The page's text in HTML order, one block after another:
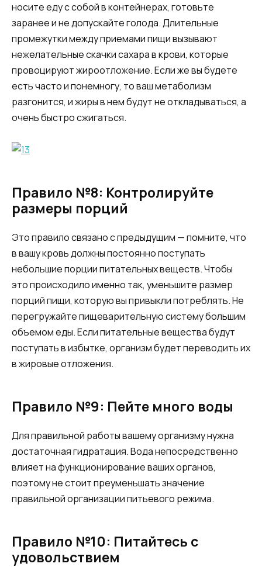
носите еду с собой в контейнерах, готовьте
заранее и не допускайте голода. Длительные
промежутки между приемами пищи вызывают
нежелательные скачки сахара в крови, которые
провоцируют жироотложение. Если же вы будете
есть часто и понемногу, то ваш метаболизм
разгонится, и жиры в нем будут не откладываться, а
очень быстро сжигаться.
Правило №8: Контролируйте
размеры порций
Это правило связано с предыдущим — помните, что
в вашу кровь должны постоянно поступать
небольшие порции питательных веществ. Чтобы
это происходило именно так, уменьшите размер
порций пищи, которую вы привыкли потреблять. Не
перегружайте пищеварительную систему большим
объемом еды. Если питательные вещества будут
поступать в избытке, организм будет переводить их
в жировые отложения.
Правило №9: Пейте много воды
Для правильной работы вашему организму нужна
достаточная гидратация. Вода непосредственно
влияет на функционирование ваших органов,
поэтому не стоит преуменьшать значение
правильной организации питьевого режима.
Правило №10: Питайтесь с
удовольствием